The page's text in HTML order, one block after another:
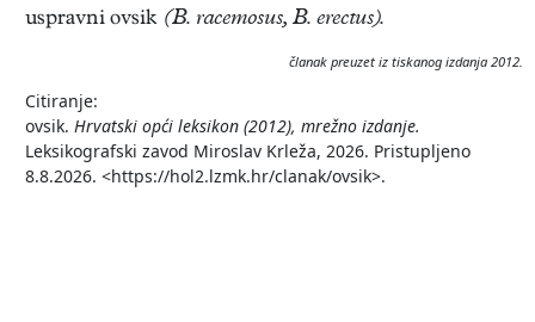
uspravni ovsik (B. racemosus, B. erectus).
članak preuzet iz tiskanog izdanja 2012.
Citiranje:
ovsik. Hrvatski opći leksikon (2012), mrežno izdanje.
Leksikografski zavod Miroslav Krleža, 2026. Pristupljeno
8.8.2026. <https://hol2.lzmk.hr/clanak/ovsik>.